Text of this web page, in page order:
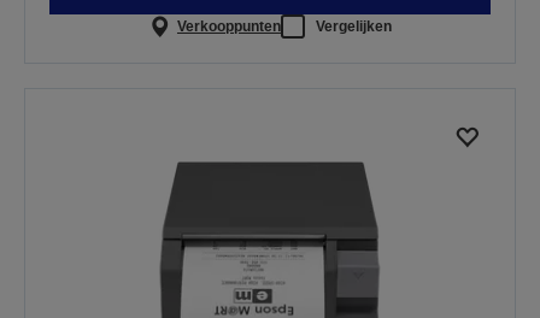
Verkooppunten Vergelijken